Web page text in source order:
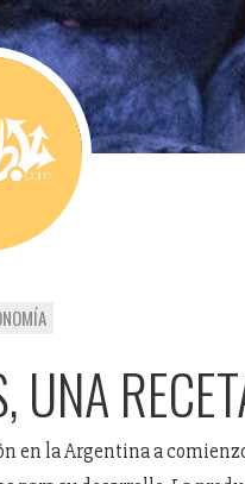
UNA
en la Argentina a